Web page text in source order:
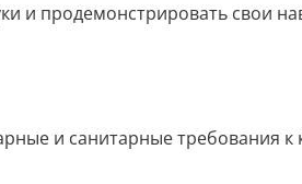
и продемонстрировать свои
и санитарные требования